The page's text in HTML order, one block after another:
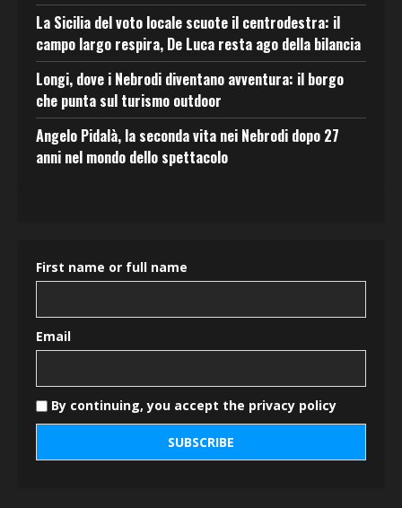
La Sicilia del voto locale scuote il centrodestra: il
campo largo respira, De Luca resta ago della bilancia
Longi, dove i Nebrodi diventano avventura: il borgo
che punta sul turismo outdoor
Angelo Pidalà, la seconda vita nei Nebrodi dopo 27
anni nel mondo dello spettacolo
First name or full name
Email
By continuing, you accept the privacy policy